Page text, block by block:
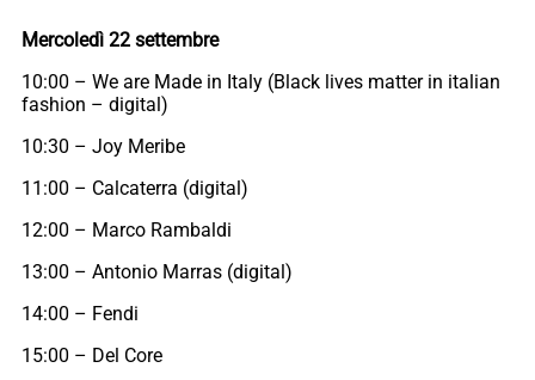
Mercoledì 22 settembre
10:00 – We are Made in Italy (Black lives matter in italian
fashion – digital)
10:30 – Joy Meribe
11:00 – Calcaterra (digital)
12:00 – Marco Rambaldi
13:00 – Antonio Marras (digital)
14:00 – Fendi
15:00 – Del Core